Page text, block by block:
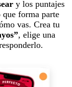
y los puntajes
que forma parte
vas. Crea tu
, elige una